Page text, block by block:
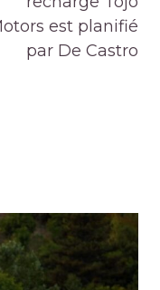
est planifié
par De Castro